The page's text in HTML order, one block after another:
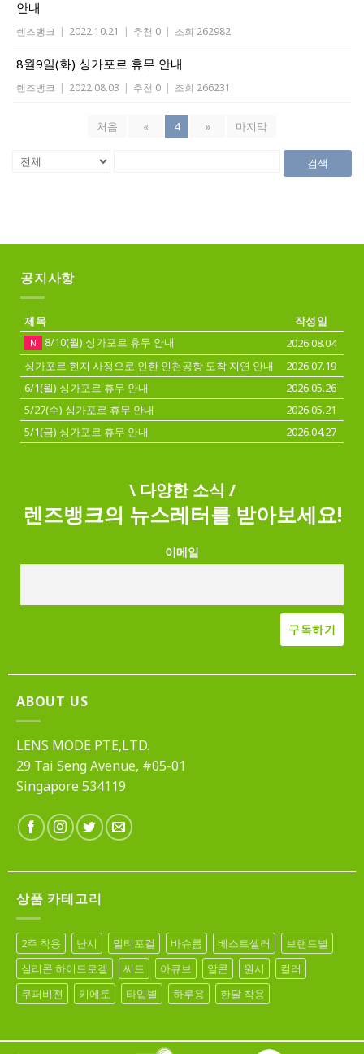
안내
렌즈뱅크 | 2022.10.21 | 추천 0 | 조회 262982
8월9일(화) 싱가포르 휴무 안내
렌즈뱅크 | 2022.08.03 | 추천 0 | 조회 266231
처음 « 4 » 마지막
검색
공지사항
제목 작성일
N 8/10(월) 싱가포르 휴무 안내
2026.08.04
싱가포르 현지 사정으로 인한 인천공항 도착 지연 안내
2026.07.19
6/1(월) 싱가포르 휴무 안내
2026.05.26
5/27(수) 싱가포르 휴무 안내
2026.05.21
5/1(금) 싱가포르 휴무 안내
2026.04.27
\ 다양한 소식 /
렌즈뱅크의 뉴스레터를 받아보세요!
이메일
ABOUT US
LENS MODE PTE,LTD.
29 Tai Seng Avenue, #05-01
Singapore 534119
상품 카테고리
2주 착용 난시 멀티포컬 바슈롬 베스트셀러
브랜드별
실리콘 하이드로겔
씨드 아큐브 알콘 원시
컬러
쿠퍼비젼
키에토 타입별 하루용 한달 착용